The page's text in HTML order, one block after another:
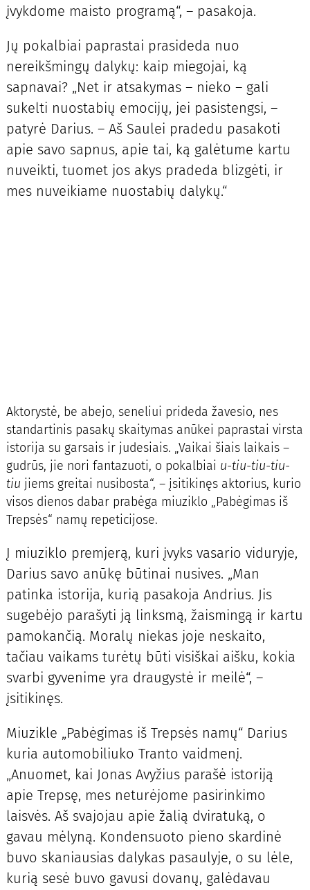
įvykdome maisto programą“, – pasakoja.
Jų pokalbiai paprastai prasideda nuo
nereikšmingų dalykų: kaip miegojai, ką
sapnavai? „Net ir atsakymas – nieko – gali
sukelti nuostabių emocijų, jei pasistengsi, –
patyrė Darius. – Aš Saulei pradedu pasakoti
apie savo sapnus, apie tai, ką galėtume kartu
nuveikti, tuomet jos akys pradeda blizgėti, ir
mes nuveikiame nuostabių dalykų.“
Aktorystė, be abejo, seneliui prideda žavesio, nes
standartinis pasakų skaitymas anūkei paprastai virsta
istorija su garsais ir judesiais. „Vaikai šiais laikais –
gudrūs, jie nori fantazuoti, o pokalbiai u-tiu-tiu-tiu-
tiu jiems greitai nusibosta“, – įsitikinęs aktorius, kurio
visos dienos dabar prabėga miuziklo „Pabėgimas iš
Trepsės“ namų repeticijose.
Į miuziklo premjerą, kuri įvyks vasario viduryje,
Darius savo anūkę būtinai nusives. „Man
patinka istorija, kurią pasakoja Andrius. Jis
sugebėjo parašyti ją linksmą, žaismingą ir kartu
pamokančią. Moralų niekas joje neskaito,
tačiau vaikams turėtų būti visiškai aišku, kokia
svarbi gyvenime yra draugystė ir meilė“, –
įsitikinęs.
Miuzikle „Pabėgimas iš Trepsės namų“ Darius
kuria automobiliuko Tranto vaidmenį.
„Anuomet, kai Jonas Avyžius parašė istoriją
apie Trepsę, mes neturėjome pasirinkimo
laisvės. Aš svajojau apie žalią dviratuką, o
gavau mėlyną. Kondensuoto pieno skardinė
buvo skaniausias dalykas pasaulyje, o su lėle,
kurią sesė buvo gavusi dovanų, galėdavau